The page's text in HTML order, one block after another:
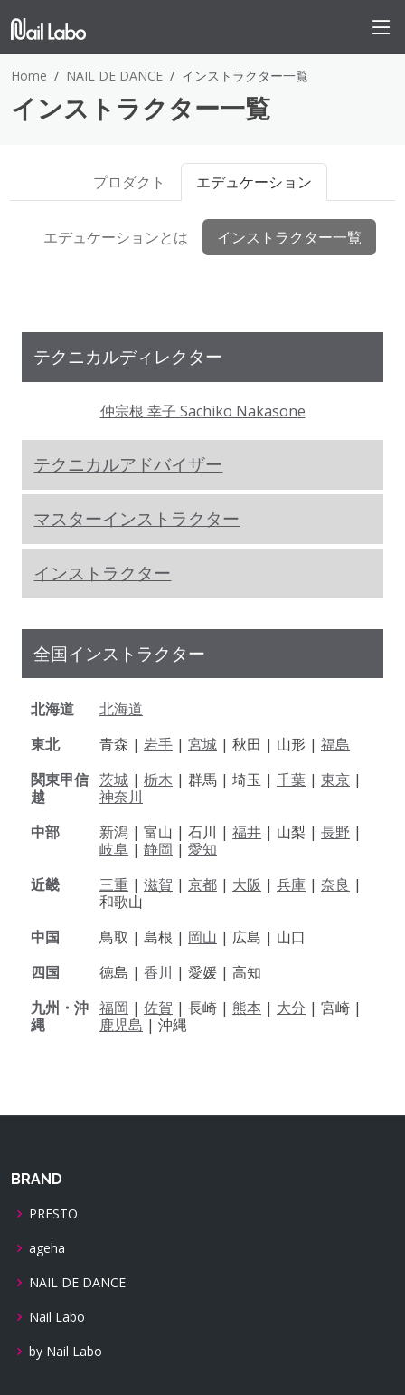
Home NAIL DE DANCE インストラクター一覧
インストラクター一覧
プロダクト エデュケーション
エデュケーションとは インストラクター一覧
テクニカルディレクター
仲宗根 幸子 Sachiko Nakasone
テクニカルアドバイザー
マスターインストラクター
インストラクター
全国インストラクター
北海道
北海道
東北
青森 | 岩手 | 宮城 | 秋田 | 山形 | 福島
関東甲信
越
茨城 | 栃木 | 群馬 | 埼玉 | 千葉 | 東京 |
神奈川
中部
新潟 | 富山 | 石川 | 福井 | 山梨 | 長野 |
岐阜 | 静岡 | 愛知
近畿
三重 | 滋賀 | 京都 | 大阪 | 兵庫 | 奈良 |
和歌山
中国
鳥取 | 島根 | 岡山 | 広島 | 山口
四国
徳島 | 香川 | 愛媛 | 高知
九州・沖
縄
福岡 | 佐賀 | 長崎 | 熊本 | 大分 | 宮崎 |
鹿児島 | 沖縄
BRAND
PRESTO
ageha
NAIL DE DANCE
Nail Labo
by Nail Labo